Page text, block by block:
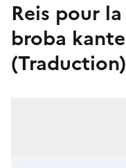
Reis pour la
broba kante
(Traduction)